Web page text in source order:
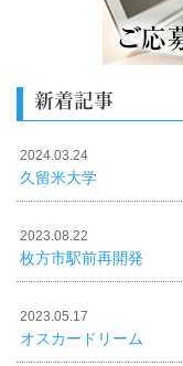
新着記事
2024.03.24
久留米大学
2023.08.22
枚方市駅前再開発
2023.05.17
オスカードリーム